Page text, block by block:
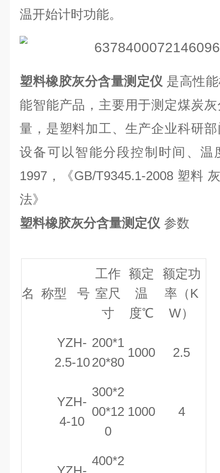
温开始计时功能。
塑料橡胶灰分含量测定仪 是高性
能智能产品，主要用于测定煤炭
量，是塑料加工、生产企业科研
设备可以智能分段控制时间、温
1997 ，《GB/T9345.1-2008 塑料
法》
塑料橡胶灰分含量测定仪 参数
名 称型 号
工作
室尺
寸
额定
温
度℃
额定功
率（ K
W）
YZH-
2.5-10
200*1
20*80
1000 2.5
YZH-
4-10
300*2
00*12
0
1000 4
400*2